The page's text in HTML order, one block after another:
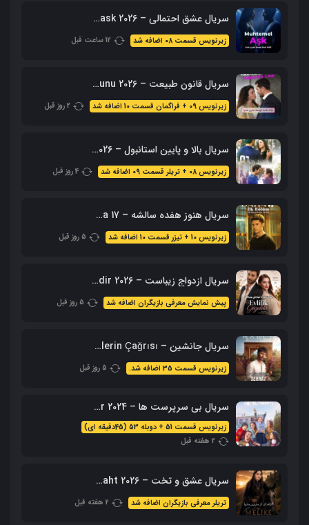
سریال عشق احتمالی – Muhtemel ask 2026 محصول ShowTV
زیرنویس قسمت 08 اضافه شد 12 ساعت قبل
سریال قانون طبیعت – 2026 Doganin Kanunu – نسخه کامل
زیرنویس 09 + فراگمان قسمت 10 اضافه شد 2 روز قبل
سریال بالا و پایین استانبول – 2026 Alti Ustu Istanbul (نسخه کامل)
زیرنویس 08 + تریلر قسمت 09 اضافه شد 4 روز قبل
سریال هنوز هفده سالشه – Daha 17 محصول 2026 + زیرنویس فارسی
زیرنویس 10 + تیزر قسمت 10 اضافه شد 5 روز قبل
سریال ازدواج زیباست – Evlilik Guzeldir 2026 (نسخه کامل + زیرنویس)
پیش نمایش معرفی بازیگران اضافه شد 5 روز قبل
سریال جانشین – Halef: Köklerin Çağrısı با زیرنویس فارسی
زیرنویس قسمت 35 اضافه شد. 5 روز قبل
سریال بی سرپرست ها – Sahipsizler 2024 با زیرنویس + دوبله فارسی
زیرنویس قسمت 51 + دوبله 53 (45دقیقه ای)
2 هفته قبل
سریال عشق و تخت – Ask Ve Taht 2026 – محصول aTV
تریلر معرفی بازیگران اضافه شد 2 هفته قبل